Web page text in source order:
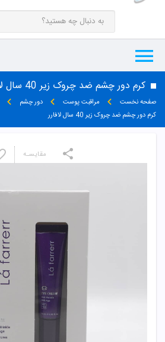
کرم دور چشم ضد چروک زیر 40 سال لافارر
صفحه نخست مراقبت پوست دور چشم
کرم دور چشم ضد چروک زیر 40 سال لافارر
مقایسـه